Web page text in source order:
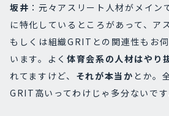
坂井 ：元々アスリート人材がメイ
に特化しているところがあって、ア
もしくは組織GRITとの関連性もお
います。よく体育会系の人材はやり
れてますけど、 それが本当か とか。
GRIT高いってわけじゃ多分ないです